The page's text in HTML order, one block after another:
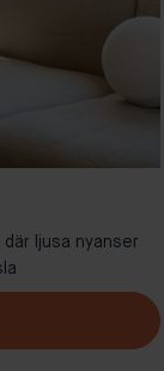
ljusa nyanser